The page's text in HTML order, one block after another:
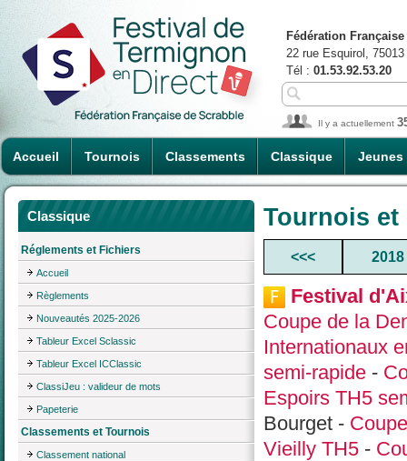
Accueil Tournois Classements Classique Jeunes
Fédération
22 rue Esquirol,
Tél : 01.53.92.53.20
Il y a actuellement
Classique
Réglements et Fichiers
Accueil
Règlements
Nouveautés 2025-2026
Tableur Excel Sclassic
Tableur Excel ICClassic
ClassiJeu : valideur de mots
Papeterie
Classements et Tournois
Classement national
Tournois
<<< 2018
Festival
Coupe de la
Internationaux
semi-rapide -
Espoirs TH5
Bourget -
Vieilly TH5 -